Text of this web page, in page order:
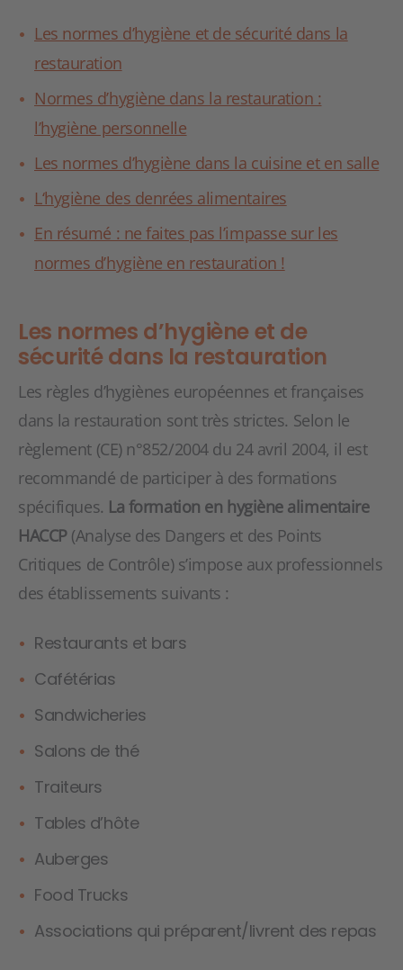
Les normes d’hygiène et de sécurité dans la
restauration
Normes d’hygiène dans la restauration :
l’hygiène personnelle
Les normes d’hygiène dans la cuisine et en salle
L‘hygiène des denrées alimentaires
En résumé : ne faites pas l’impasse sur les
normes d’hygiène en restauration !
Les normes d’hygiène et de
sécurité dans la restauration
Les règles d’hygiènes européennes et françaises
dans la restauration sont très strictes. Selon le
règlement (CE) n°852/2004 du 24 avril 2004, il est
recommandé de participer à des formations
spécifiques. La formation en hygiène alimentaire
HACCP(Analyse des Dangers et des Points
Critiques de Contrôle) s’impose aux professionnels
des établissements suivants :
Restaurants et bars
Cafétérias
Sandwicheries
Salons de thé
Traiteurs
Tables d’hôte
Auberges
Food Trucks
Associations qui préparent/livrent des repas